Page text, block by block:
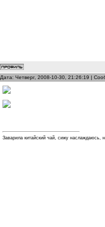
Дата: Четверг, 2008-10-30, 21:26:19 |
Заварила китайский чай, сижу наслаждаюсь,